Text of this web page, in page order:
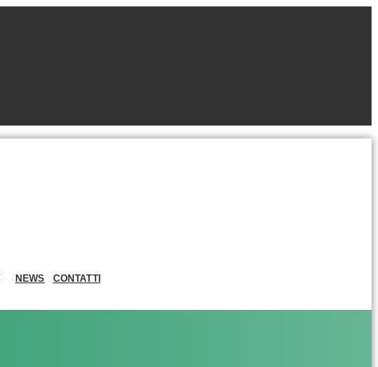
NEWS CONTATTI